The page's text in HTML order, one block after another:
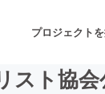
プロジェクト
スト協